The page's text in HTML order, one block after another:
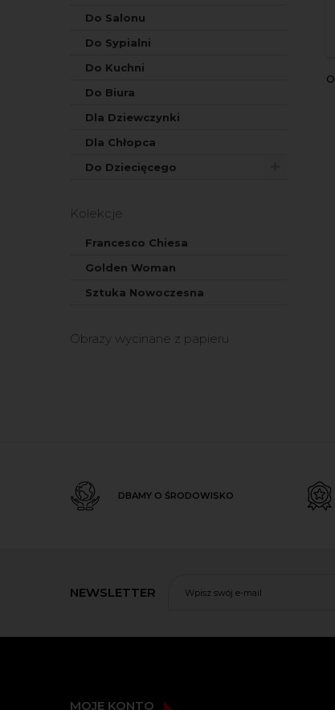
Do Salonu
Do Sypialni
Do Kuchni
Do Biura
Dla Dziewczynki
Dla Chłopca
Do Dziecięcego
Kolekcje
Francesco Chiesa
Golden Woman
Sztuka Nowoczesna
Obrazy wycinane z papieru
DBAMY O ŚRODOWISKO
NEWSLETTER
MOJE KONTO